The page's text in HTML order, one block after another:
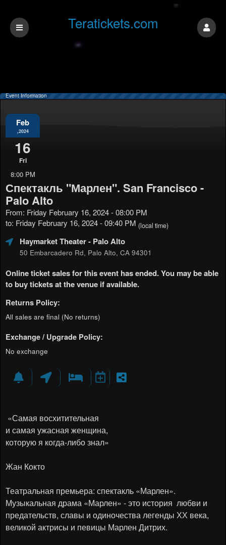
Teratickets.com
Event Information
Feb
,2024
16
Fri
8:00 PM
Спектакль "Марлен". San Francisco -
Palo Alto
From: Friday February 16, 2024 - 08:00 PM
to: Friday February 16, 2024 - 09:40 PM (local time)
Haymarket Theater- Palo Alto
50 Embarcadero Rd, Palo Alto, CA 94301
Online ticket sales for this event has ended. You may be able
to buy tickets at the venue if available.
Returns Policy:
All sales are final (No returns)
Exchange / Upgrade Policy:
No exchange
«Самая восхитительная
и самая ужасная женщина,
которую я когда-либо знал»
Жан Кокто
Театральная премьера: спектакль «Марлен».
Музыкальная драма «Марлен» - это история любви и
предательств, славы и одиночества легенды ХХ века,
великой актрисы и певицы Марлен Дитрих.